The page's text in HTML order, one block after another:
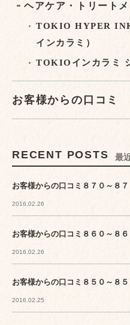
ヘアケア・トリートメ
TOKIO HYPER
インカラミ）
TOKIOインカラミ
お客様からの口コミ
RECENT POSTS 最
お客様からの口コミ８７０～８７
2016.02.26
お客様からの口コミ８６０～８６
2016.02.26
お客様からの口コミ８５０～８５
2016.02.25